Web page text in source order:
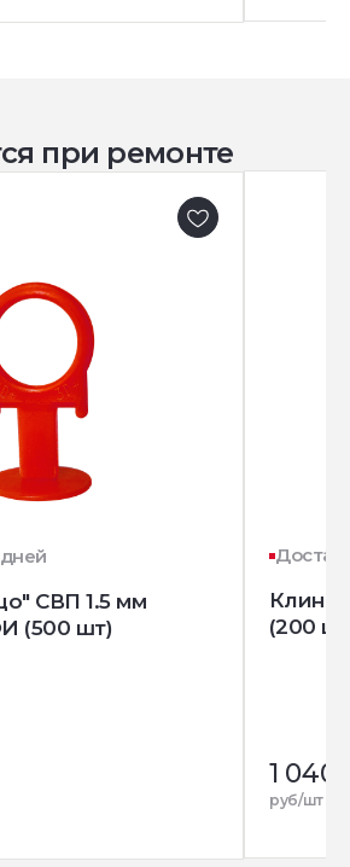
при ремонте
СВП 1.5 мм
(500 шт)
Клин
(200
1 040
руб/шт